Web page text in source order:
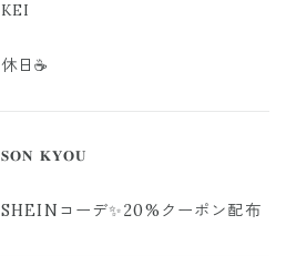
KEI
休日☕️
𝐒𝐎𝐍 𝐊𝐘𝐎𝐔
SHEINコーデ✨20%クーポン配布